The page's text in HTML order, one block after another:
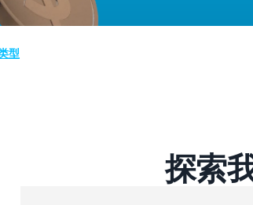
型
探索